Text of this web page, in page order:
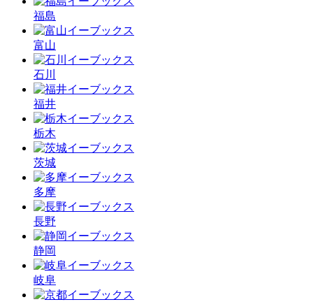
福島
富山
石川
福井
栃木
茨城
多摩
長野
静岡
岐阜